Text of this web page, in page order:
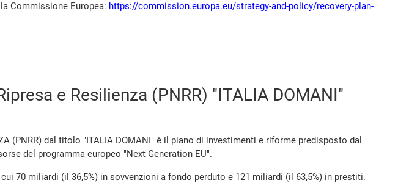
Commissione Europea: https://commission.europa.eu/strategy-and-policy/recovery-plan-
e Resilienza (PNRR) "ITALIA DOMANI"
(PNRR) dal titolo "ITALIA DOMANI" è il piano di investimenti e riforme predisposto dal
del programma europeo "Next Generation EU".
70 miliardi (il 36,5%) in sovvenzioni a fondo perduto e 121 miliardi (il 63,5%) in prestiti.